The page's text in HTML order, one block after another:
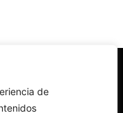
de
y la sociedad